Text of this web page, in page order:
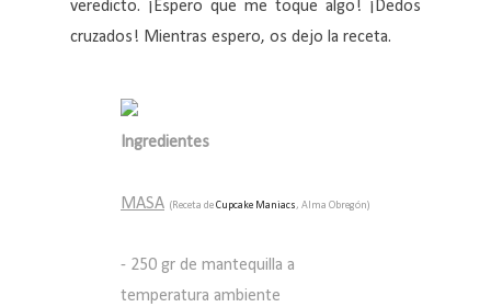
veredicto. ¡Espero que me toque algo! ¡Dedos
cruzados! Mientras espero, os dejo la receta.
Ingredientes
MASA (Receta deCupcake Maniacs, Alma Obregón)
- 250 gr de mantequilla a
temperatura ambiente